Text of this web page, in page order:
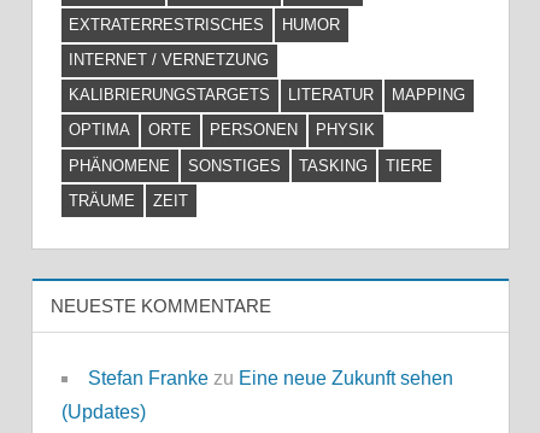
EXTRATERRESTRISCHES
HUMOR
INTERNET / VERNETZUNG
KALIBRIERUNGSTARGETS
LITERATUR
MAPPING
OPTIMA
ORTE PERSONEN
PHYSIK
PHÄNOMENE
SONSTIGES TASKING
TIERE
TRÄUME
ZEIT
NEUESTE KOMMENTARE
Stefan Frankezu Eine neue Zukunft sehen
(Updates)